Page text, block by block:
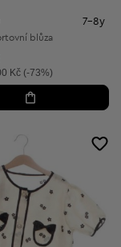
7-8y
blůza
cena:
Kč (-73%)